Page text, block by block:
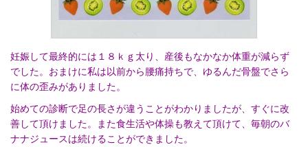
妊娠して最終的には１８ｋｇ太り、産後もなかなか体重が減らず
でした。おまけに私は以前から腰痛持ちで、ゆるんだ骨盤でさら
に体の歪みがありました。
始めての診断で足の長さが違うことがわかりましたが、すぐに改
善して頂けました。また食生活や体操も教えて頂けて、毎朝のバ
ナナジュースは続けることができました。